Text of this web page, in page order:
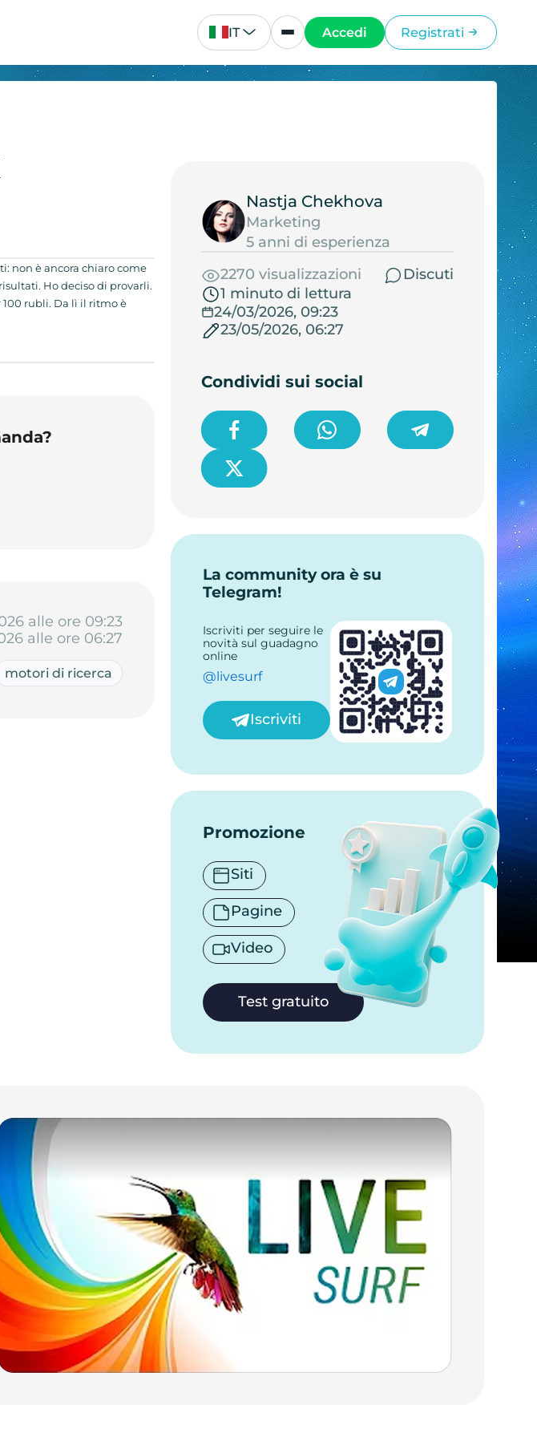
IT Accedi Registrati
non è ancora chiaro come
Ho deciso di provarli.
rubli. Da lì il ritmo è
alle ore 09:23
alle ore 06:27
motori di ricerca
Nastja Chekhova
Marketing
5 anni di esperienza
2270 visualizzazioni
Discuti
1 minuto di lettura
24/03/2026, 09:23
23/05/2026, 06:27
Condividi sui social
La community ora è su
Telegram!
Iscriviti per seguire le
novità sul guadagno
online
@livesurf
Iscriviti
Promozione
Siti
Pagine
Video
Test gratuito